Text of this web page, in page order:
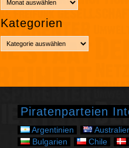
r
c
Kategorien
a
g
Piratenparteien
Argentinien
Bulgarien
Chile